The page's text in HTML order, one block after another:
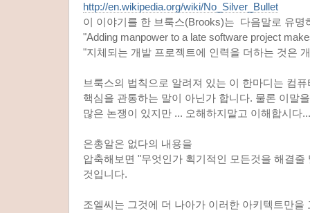
http://en.wikipedia.org/wiki/No_Silver_Bullet
이 이야기를 한 브룩스(Brooks)는 다음말로 유명
"Adding manpower to a late software project
"지체되는 개발 프로젝트에 인력을 더하는 것은
브룩스의 법칙으로 알려져 있는 이 한마디는 컴
핵심을 관통하는 말이 아닌가 합니다. 물론 이말
많은 논쟁이 있지만 ... 오해하지말고 이해합시다
은총알은 없다의 내용을
압축해보면 "무엇인가 획기적인 모든것을 해결
것입니다.
조엘씨는 그것에 더 나아가 이러한 아키텍트만을